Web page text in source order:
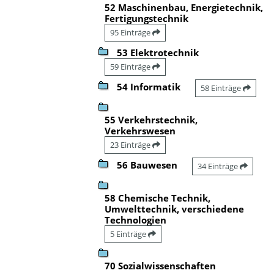
52 Maschinenbau, Energietechnik,
Fertigungstechnik
95 Einträge
53 Elektrotechnik
59 Einträge
54 Informatik 58 Einträge
55 Verkehrstechnik,
Verkehrswesen
23 Einträge
56 Bauwesen 34 Einträge
58 Chemische Technik,
Umwelttechnik, verschiedene
Technologien
5 Einträge
70 Sozialwissenschaften